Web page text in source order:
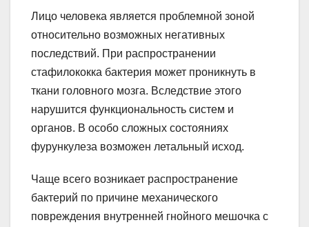
Лицо человека является проблемной зоной
относительно возможных негативных
последствий. При распространении
стафилококка бактерия может проникнуть в
ткани головного мозга. Вследствие этого
нарушится функциональность систем и
органов. В особо сложных состояниях
фурункулеза возможен летальный исход.
Чаще всего возникает распространение
бактерий по причине механического
повреждения внутренней гнойного мешочка с